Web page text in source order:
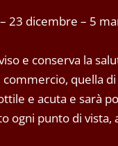
23 dicembre – 5
e conserva la
quella
e acuta e sarà
punto di vista,